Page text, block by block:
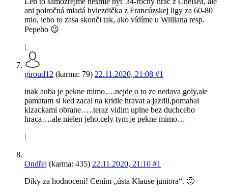
ani polročná mladá hviezdička z Francúzskej ligy za 60-80
mio, lebo to zasa skonči tak, ako vídíme u Williana resp.
Pepeho 😉
|
giroud12 (karma: 79) 22.11.2020, 21:08 #1
inak auba je pekne mimo….nejde o to ze nedava goly,ale
pamatam si ked zacal na kridle hravat a jazdil,pomahal
klzackami obrane…..teraz vidim uplne bez duchceho
hraca….ale nielen jeho,cely tym je pekne mimo…
|
Ondřej (karma: 435) 22.11.2020, 21:10 #1
Díky za hodnocení! Cením „ústa Klause juniora“. 🙂